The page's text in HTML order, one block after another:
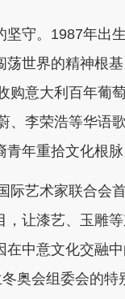
守。1987年出
世界的精神根
购意大利百年葡
、李荣浩等华语
年重拾文化根脉
艺术家联合会
，让漆艺、玉雕
中意文化交融
奥会组委会的特